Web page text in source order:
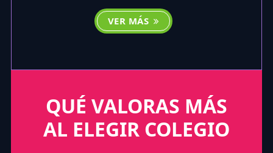
VER MÁS
QUÉ VALORAS MÁS
AL ELEGIR COLEGIO